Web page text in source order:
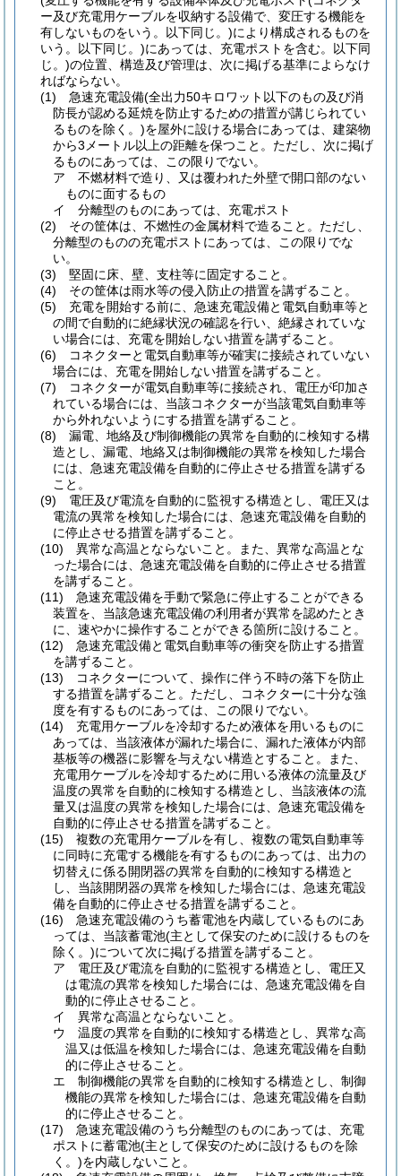
ー及び充電用ケーブルを収納する設備で、変圧する機能を
有しないものをいう。以下同じ。)により構成されるものを
いう。以下同じ。)にあっては、充電ポストを含む。以下同
じ。)の位置、構造及び管理は、次に掲げる基準によらなけ
ればならない。
(1)
急速充電設備(全出力50キロワット以下のもの及び消
防長が認める延焼を防止するための措置が講じられてい
るものを除く。)を屋外に設ける場合にあっては、建築物
から3メートル以上の距離を保つこと。 ただし、次に掲げ
るものにあっては、この限りでない。
ア
不燃材料で造り、又は覆われた外壁で開口部のない
ものに面するもの
イ
分離型のものにあっては、充電ポスト
(2)
その筐体は、不燃性の金属材料で造ること。 ただし、
分離型のものの充電ポストにあっては、この限りでな
い。
(3)
堅固に床、壁、支柱等に固定すること。
(4)
その筐体は雨水等の侵入防止の措置を講ずること。
(5)
充電を開始する前に、急速充電設備と電気自動車等と
の間で自動的に絶縁状況の確認を行い、絶縁されていな
い場合には、充電を開始しない措置を講ずること。
(6)
コネクターと電気自動車等が確実に接続されていない
場合には、充電を開始しない措置を講ずること。
(7)
コネクターが電気自動車等に接続され、電圧が印加さ
れている場合には、当該コネクターが当該電気自動車等
から外れないようにする措置を講ずること。
(8)
漏電、地絡及び制御機能の異常を自動的に検知する構
造とし、漏電、地絡又は制御機能の異常を検知した場合
には、急速充電設備を自動的に停止させる措置を講ずる
こと。
(9)
電圧及び電流を自動的に監視する構造とし、電圧又は
電流の異常を検知した場合には、急速充電設備を自動的
に停止させる措置を講ずること。
(10)
異常な高温とならないこと。
また、異常な高温とな
った場合には、急速充電設備を自動的に停止させる措置
を講ずること。
(11)
急速充電設備を手動で緊急に停止することができる
装置を、当該急速充電設備の利用者が異常を認めたとき
に、速やかに操作することができる箇所に設けること。
(12)
急速充電設備と電気自動車等の衝突を防止する措置
を講ずること。
(13)
コネクターについて、操作に伴う不時の落下を防止
する措置を講ずること。 ただし、コネクターに十分な強
度を有するものにあっては、この限りでない。
(14)
充電用ケーブルを冷却するため液体を用いるものに
あっては、当該液体が漏れた場合に、漏れた液体が内部
基板等の機器に影響を与えない構造とすること。
また、
充電用ケーブルを冷却するために用いる液体の流量及び
温度の異常を自動的に検知する構造とし、当該液体の流
量又は温度の異常を検知した場合には、急速充電設備を
自動的に停止させる措置を講ずること。
(15)
複数の充電用ケーブルを有し、複数の電気自動車等
に同時に充電する機能を有するものにあっては、出力の
切替えに係る開閉器の異常を自動的に検知する構造と
し、当該開閉器の異常を検知した場合には、急速充電設
備を自動的に停止させる措置を講ずること。
(16)
急速充電設備のうち蓄電池を内蔵しているものにあ
っては、当該蓄電池(主として保安のために設けるものを
除く。)について次に掲げる措置を講ずること。
ア
電圧及び電流を自動的に監視する構造とし、電圧又
は電流の異常を検知した場合には、急速充電設備を自
動的に停止させること。
イ
異常な高温とならないこと。
ウ
温度の異常を自動的に検知する構造とし、異常な高
温又は低温を検知した場合には、急速充電設備を自動
的に停止させること。
エ
制御機能の異常を自動的に検知する構造とし、制御
機能の異常を検知した場合には、急速充電設備を自動
的に停止させること。
(17)
急速充電設備のうち分離型のものにあっては、充電
ポストに蓄電池(主として保安のために設けるものを除
く。)を内蔵しないこと。